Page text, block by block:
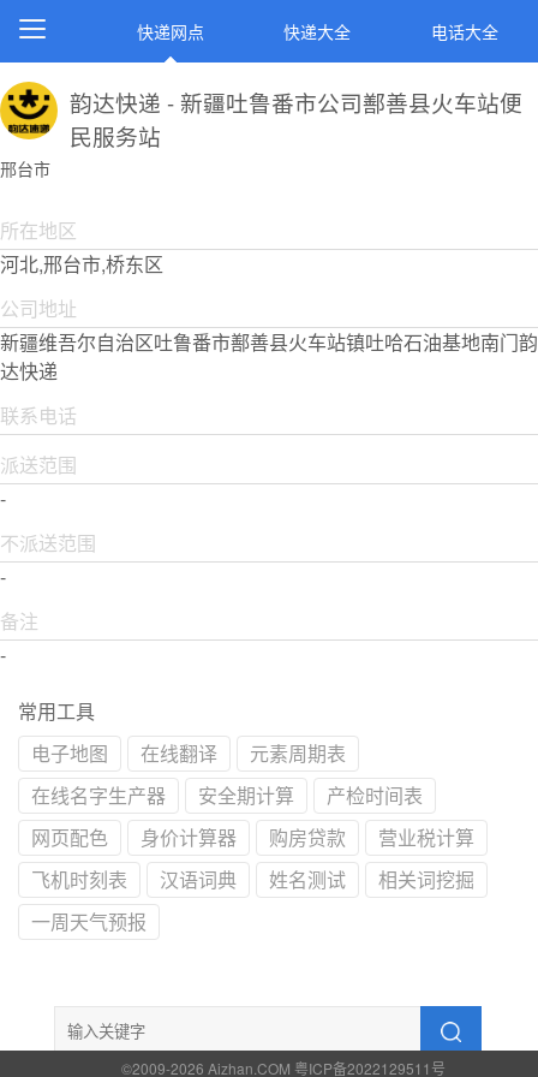
快递网点 快递大全 电话大全
韵达快递 - 新疆吐鲁番市公司鄯善县火车站便
民服务站
邢台市
所在地区
河北,邢台市,桥东区
公司地址
新疆维吾尔自治区吐鲁番市鄯善县火车站镇吐哈石油基地南门韵
达快递
联系电话
派送范围
-
不派送范围
-
备注
-
常用工具
电子地图
在线翻译
元素周期表
在线名字生产器
安全期计算
产检时间表
网页配色
身价计算器 购房贷款
营业税计算
飞机时刻表
汉语词典 姓名测试
相关词挖掘
一周天气预报
©2009-2026 Aizhan.COM 粤ICP备2022129511号